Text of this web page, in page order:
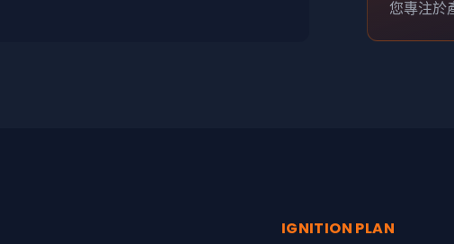
您專注於
IGNITION PLAN